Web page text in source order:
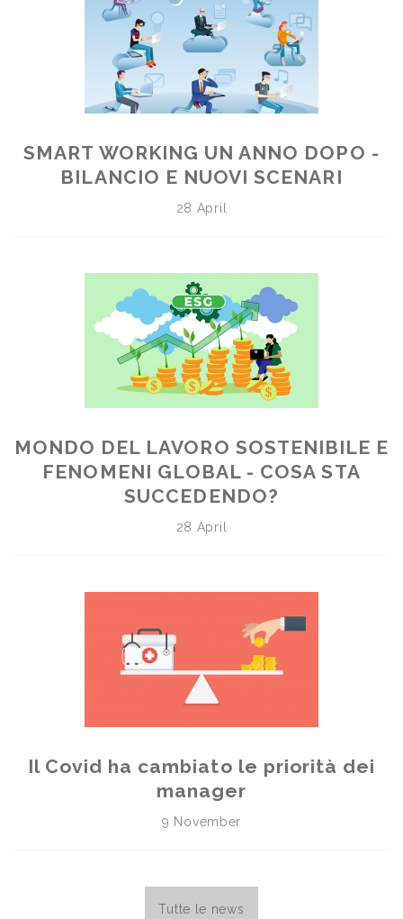
SMART WORKING UN ANNO DOPO -
BILANCIO E NUOVI SCENARI
28 April
MONDO DEL LAVORO SOSTENIBILE E
FENOMENI GLOBAL - COSA STA
SUCCEDENDO?
28 April
Il Covid ha cambiato le priorità dei
manager
9 November
Tutte le news